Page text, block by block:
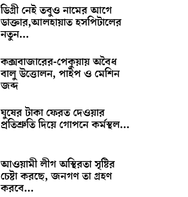
ডিগ্রী নেই তবুও নামের আগে
ডাক্তার,আলহায়াত হসপিটালের
নতুন…
কক্সবাজারের-পেকুয়ায় অবৈধ
বালু উত্তোলন, পাইপ ও মেশিন
জব্দ
ঘুষের টাকা ফেরত দেওয়ার
প্রতিশ্রুতি দিয়ে গোপনে কর্মস্থল…
আওয়ামী লীগ অস্থিরতা সৃষ্টির
চেষ্টা করছে, জনগণ তা গ্রহণ
করবে…